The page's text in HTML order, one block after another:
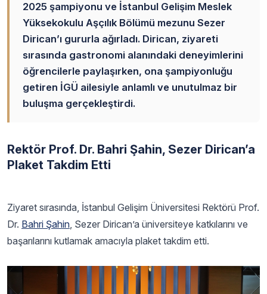
2025 şampiyonu ve İstanbul Gelişim Meslek
Yüksekokulu Aşçılık Bölümü mezunu Sezer
Dirican’ı gururla ağırladı. Dirican, ziyareti
sırasında gastronomi alanındaki deneyimlerini
öğrencilerle paylaşırken, ona şampiyonluğu
getiren İGÜ ailesiyle anlamlı ve unutulmaz bir
buluşma gerçekleştirdi.
Rektör Prof. Dr. Bahri Şahin, Sezer Dirican’a
Plaket Takdim Etti
Ziyaret sırasında, İstanbul Gelişim Üniversitesi Rektörü Prof.
Dr. Bahri Şahin, Sezer Dirican’a üniversiteye katkılarını ve
başarılarını kutlamak amacıyla plaket takdim etti.